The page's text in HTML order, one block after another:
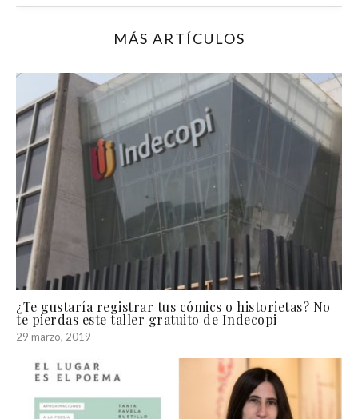
MÁS ARTÍCULOS
¿Te gustaría registrar tus cómics o historietas? No
te pierdas este taller gratuito de Indecopi
29 marzo, 2019